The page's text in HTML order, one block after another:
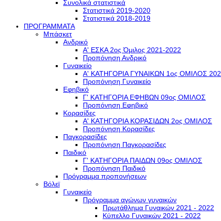
Συνολικά στατιστικά
Στατιστικά 2019-2020
Στατιστικά 2018-2019
ΠΡΟΓΡΑΜΜΑΤΑ
Μπάσκετ
Ανδρικό
Α' ΕΣΚΑ 2ος Όμιλος 2021-2022
Προπόνηση Ανδρικό
Γυναικείο
Α' ΚΑΤΗΓΟΡΙΑ ΓΥΝΑΙΚΩΝ 1ος ΟΜΙΛΟΣ
Προπόνηση Γυναικείο
Εφηβικό
Γ' ΚΑΤΗΓΟΡΙΑ ΕΦΗΒΩΝ 09ος ΟΜΙΛΟΣ
Προπόνηση Εφηβικό
Κορασίδες
Α' ΚΑΤΗΓΟΡΙΑ ΚΟΡΑΣΙΔΩΝ 2ος ΟΜΙΛΟΣ
Προπόνηση Κορασίδες
Παγκορασίδες
Προπόνηση Παγκορασίδες
Παιδικό
Γ' ΚΑΤΗΓΟΡΙΑ ΠΑΙΔΩΝ 09ος ΟΜΙΛΟΣ
Προπόνηση Παιδικό
Πρόγραμμα προπονήσεων
Βόλεϊ
Γυναικείο
Πρόγραμμα αγώνων γυναικών
Πρωτάθλημα Γυναικών 2021 - 2022
Κύπελλο Γυναικών 2021 - 2022